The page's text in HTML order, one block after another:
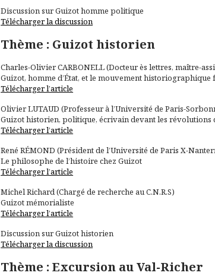
Discussion sur Guizot homme politique
Télécharger la discussion
Thème : Guizot historien
Charles-Olivier CARBONELL (Docteur ès lettres, maître-
Guizot, homme d’État, et le mouvement historiographique
Télécharger l’article
Olivier LUTAUD (Professeur à l’Université de Paris-
Guizot historien, politique, écrivain devant les révolutions
Télécharger l’article
René RÉMOND (Président de l’Université de Paris X-
Le philosophe de l’histoire chez Guizot
Télécharger l’article
Michel Richard (Chargé de recherche au C.N.R.S)
Guizot mémorialiste
Télécharger l’article
Discussion sur Guizot historien
Télécharger la discussion
Thème : Excursion au Val-Richer